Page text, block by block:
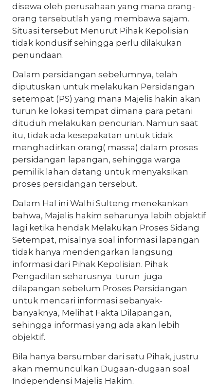
disewa oleh perusahaan yang mana orang-
orang tersebutlah yang membawa sajam.
Situasi tersebut Menurut Pihak Kepolisian
tidak kondusif sehingga perlu dilakukan
penundaan.
Dalam persidangan sebelumnya, telah
diputuskan untuk melakukan Persidangan
setempat (PS) yang mana Majelis hakin akan
turun ke lokasi tempat dimana para petani
dituduh melakukan pencurian. Namun saat
itu, tidak ada kesepakatan untuk tidak
menghadirkan orang( massa) dalam proses
persidangan lapangan, sehingga warga
pemilik lahan datang untuk menyaksikan
proses persidangan tersebut.
Dalam Hal ini Walhi Sulteng menekankan
bahwa, Majelis hakim seharunya lebih objektif
lagi ketika hendak Melakukan Proses Sidang
Setempat, misalnya soal informasi lapangan
tidak hanya mendengarkan langsung
informasi dari Pihak Kepolisian. Pihak
Pengadilan seharusnya turun juga
dilapangan sebelum Proses Persidangan
untuk mencari informasi sebanyak-
banyaknya, Melihat Fakta Dilapangan,
sehingga informasi yang ada akan lebih
objektif.
Bila hanya bersumber dari satu Pihak, justru
akan memunculkan Dugaan-dugaan soal
Independensi Majelis Hakim.